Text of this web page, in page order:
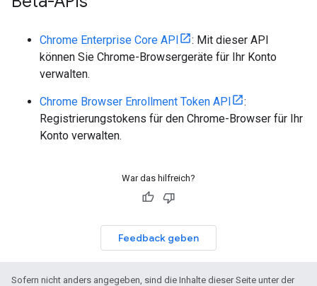
Chrome Enterprise Core API
: Mit dieser API
können Sie Chrome-Browsergeräte für Ihr Konto
verwalten.
Chrome Browser Enrollment Token API
:
Registrierungstokens für den Chrome-Browser für Ihr
Konto verwalten.
War das hilfreich?
Feedback geben
Sofern nicht anders angegeben, sind die Inhalte dieser Seite unter der